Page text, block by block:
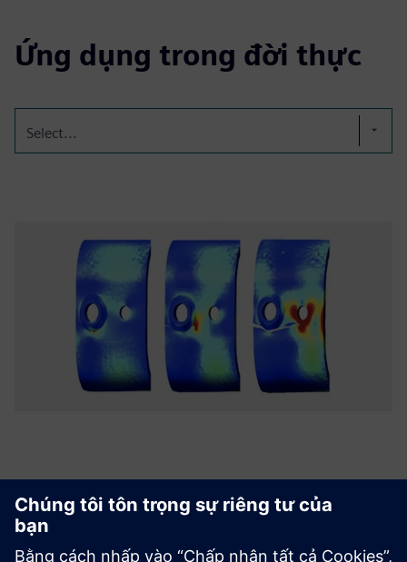
Ứng dụng trong đời thực
Select...
Phân tích khả năng chịu
thiệt hại nâng cao